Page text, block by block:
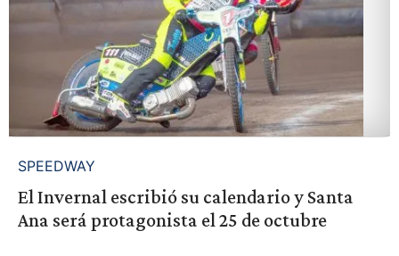
SPEEDWAY
El Invernal escribió su calendario y Santa
Ana será protagonista el 25 de octubre